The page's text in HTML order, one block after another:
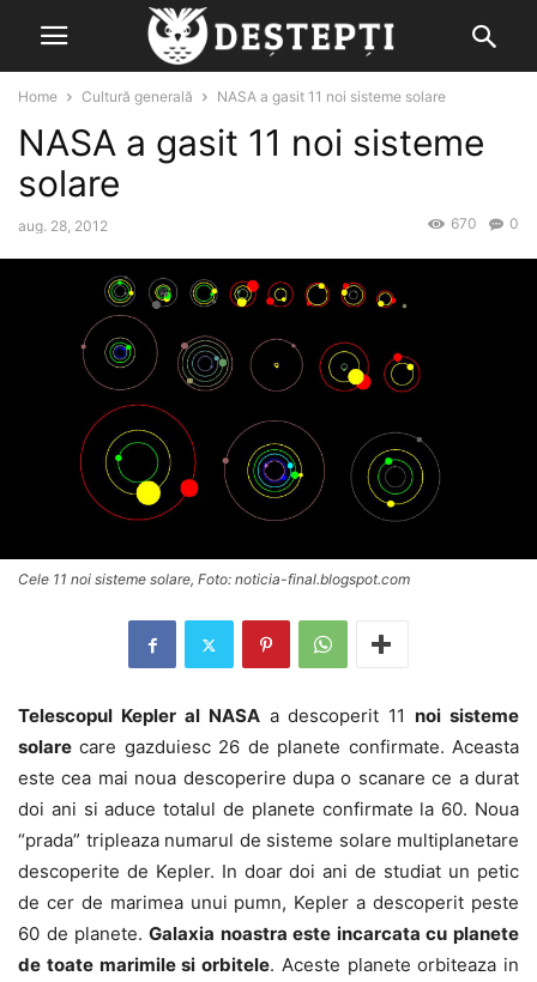
Home Cultură generală NASA a gasit 11 noi sisteme solare
NASA a gasit 11 noi sisteme
solare
aug. 28, 2012 0
670
Cele 11 noi sisteme solare, Foto: noticia-final.blogspot.com
Telescopul Kepler al NASAa descoperit 11noi sisteme
solare care gazduiesc 26 de planete confirmate. Aceasta
este cea mai noua descoperire dupa o scanare ce a durat
doi ani si aduce totalul de planete confirmate la 60. Noua
“prada” tripleaza numarul de sisteme solare multiplanetare
descoperite de Kepler. In doar doi ani de studiat un petic
de cer de marimea unui pumn, Kepler a descoperit peste
60 de planete. Galaxia noastra este incarcata cu planete
de toate marimile si orbitele. Aceste planete orbiteaza in